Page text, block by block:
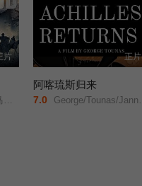
片
/
正片
阿喀琉斯归来
7.0 George/Tounas/Jannis/Sky/